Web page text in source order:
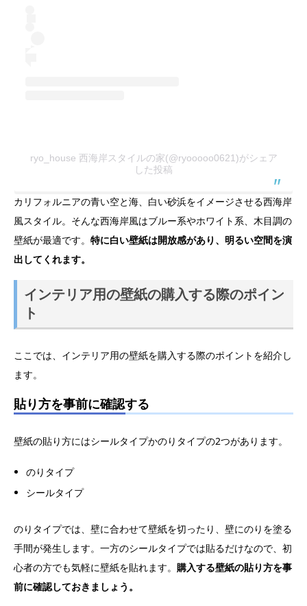
ryo_house 西海岸スタイルの家(@ryooooo0621)がシェア
した投稿
カリフォルニアの青い空と海、白い砂浜をイメージさせる西海岸
風スタイル。そんな西海岸風はブルー系やホワイト系、木目調の
壁紙が最適です。 特に白い壁紙は開放感があり、明るい空間を演
出してくれます。
インテリア用の壁紙の購入する際のポイン
ト
ここでは、インテリア用の壁紙を購入する際のポイントを紹介し
ます。
貼り方を事前に確認する
壁紙の貼り方にはシールタイプかのりタイプの2つがあります。
のりタイプ
シールタイプ
のりタイプでは、壁に合わせて壁紙を切ったり、壁にのりを塗る
手間が発生します。一方のシールタイプでは貼るだけなので、初
心者の方でも気軽に壁紙を貼れます。 購入する壁紙の貼り方を事
前に確認しておきましょう。